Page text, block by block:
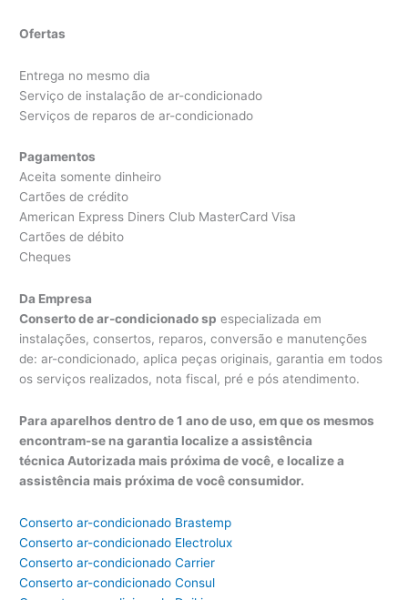
Ofertas
Entrega no mesmo dia
Serviço de instalação de ar-condicionado
Serviços de reparos de ar-condicionado
Pagamentos
Aceita somente dinheiro
Cartões de crédito
American Express Diners Club MasterCard Visa
Cartões de débito
Cheques
Da Empresa
Conserto de ar-condicionado sp especializada em
instalações, consertos, reparos, conversão e manutenções
de: ar-condicionado, aplica peças originais, garantia em todos
os serviços realizados, nota fiscal, pré e pós atendimento.
Para aparelhos dentro de 1 ano de uso, em que os mesmos
encontram-se na garantia localize a assistência
técnica Autorizada mais próxima de você, e localize a
assistência mais próxima de você consumidor.
Conserto ar-condicionado Brastemp
Conserto ar-condicionado Electrolux
Conserto ar-condicionado Carrier
Conserto ar-condicionado Consul